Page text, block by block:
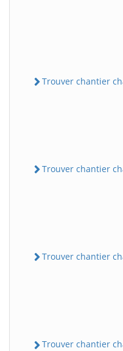
Trouver chantier
Trouver chantier
Trouver chantier
Trouver chantier